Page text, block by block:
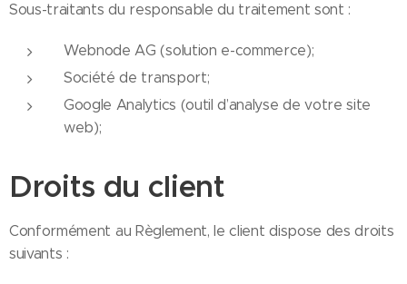
Sous-traitants du responsable du traitement sont :
Webnode AG (solution e-commerce);
Société de transport;
Google Analytics (outil d’analyse de votre site
web);
Droits du client
Conformément au Règlement, le client dispose des droits
suivants :